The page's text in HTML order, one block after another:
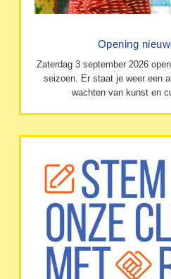
Opening
Zaterdag 3 september 2026
seizoen. Er staat je weer een
wachten van kunst en